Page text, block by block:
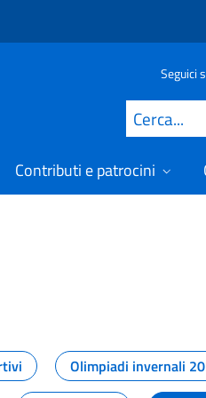
Seguici
Cerca
Contributi e patrocini
Olimpiadi invernali